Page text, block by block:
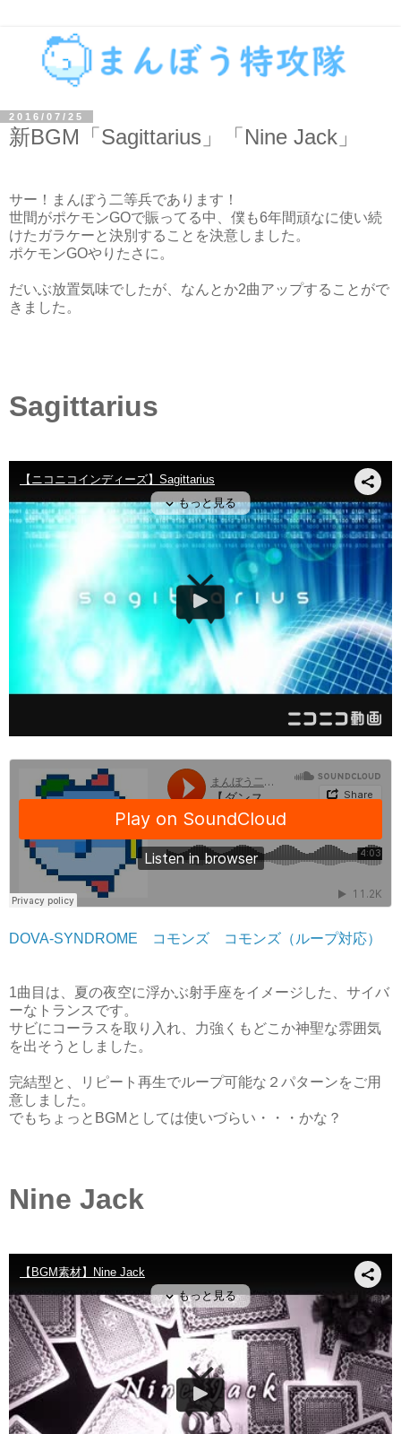
2016/07/25
新BGM「Sagittarius」「Nine Jack」
サー！まんぼう二等兵であります！
世間がポケモンGOで賑ってる中、僕も6年間頑なに使い続
けたガラケーと決別することを決意しました。
ポケモンGOやりたさに。
だいぶ放置気味でしたが、なんとか2曲アップすることがで
きました。
Sagittarius
DOVA-SYNDROME コモンズ コモンズ（ループ対応）
1曲目は、夏の夜空に浮かぶ射手座をイメージした、サイバ
ーなトランスです。
サビにコーラスを取り入れ、力強くもどこか神聖な雰囲気
を出そうとしました。
完結型と、リピート再生でループ可能な２パターンをご用
意しました。
でもちょっとBGMとしては使いづらい・・・かな？
Nine Jack